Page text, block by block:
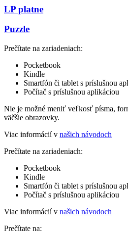
LP platne
Puzzle
Prečítate na zariadeniach:
Pocketbook
Kindle
Smartfón či tablet s príslušnou
Počítač s príslušnou aplikáciou
Nie je možné meniť veľkosť písma,
väčšie obrazovky.
Viac informácií v našich návodoch
Prečítate na zariadeniach:
Pocketbook
Kindle
Smartfón či tablet s príslušnou
Počítač s príslušnou aplikáciou
Viac informácií v našich návodoch
Prečítate na: